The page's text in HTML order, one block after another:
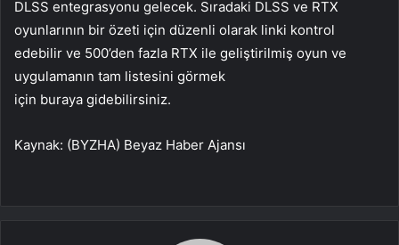
DLSS entegrasyonu gelecek. Sıradaki DLSS ve RTX
oyunlarının bir özeti için düzenli olarak linki kontrol
edebilir ve 500’den fazla RTX ile geliştirilmiş oyun ve
uygulamanın tam listesini görmek
için buraya gidebilirsiniz.
Kaynak: (BYZHA) Beyaz Haber Ajansı